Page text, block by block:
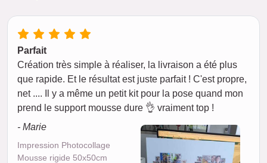
Parfait
Création très simple à réaliser, la livraison a été plus
que rapide. Et le résultat est juste parfait ! C'est propre,
net .... Il y a même un petit kit pour la pose quand mon
prend le support mousse dure 👌 vraiment top !
- Marie
Impression Photocollage
Mousse rigide 50x50cm